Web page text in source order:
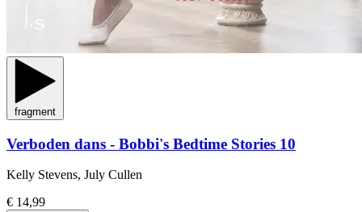
fragment
Verboden dans - Bobbi's Bedtime Stories 10
Kelly Stevens, July Cullen
€ 14,99